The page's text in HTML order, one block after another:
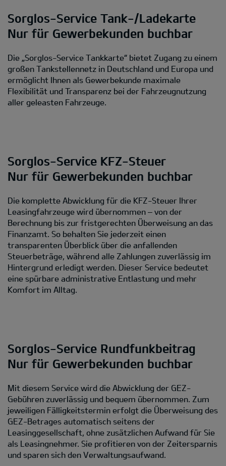
Sorglos-Service Tank-/Ladekarte
Nur für Gewerbekunden buchbar
Die „Sorglos-Service Tankkarte“ bietet Zugang zu einem
großen Tankstellennetz in Deutschland und Europa und
ermöglicht Ihnen als Gewerbekunde maximale
Flexibilität und Transparenz bei der Fahrzeugnutzung
aller geleasten Fahrzeuge.
Sorglos-Service KFZ-Steuer
Nur für Gewerbekunden buchbar
Die komplette Abwicklung für die KFZ-Steuer Ihrer
Leasingfahrzeuge wird übernommen – von der
Berechnung bis zur fristgerechten Überweisung an das
Finanzamt. So behalten Sie jederzeit einen
transparenten Überblick über die anfallenden
Steuerbeträge, während alle Zahlungen zuverlässig im
Hintergrund erledigt werden. Dieser Service bedeutet
eine spürbare administrative Entlastung und mehr
Komfort im Alltag.
Sorglos-Service Rundfunkbeitrag
Nur für Gewerbekunden buchbar
Mit diesem Service wird die Abwicklung der GEZ-
Gebühren zuverlässig und bequem übernommen. Zum
jeweiligen Fälligkeitstermin erfolgt die Überweisung des
GEZ-Betrages automatisch seitens der
Leasinggesellschaft, ohne zusätzlichen Aufwand für Sie
als Leasingnehmer. Sie profitieren von der Zeitersparnis
und sparen sich den Verwaltungsaufwand.